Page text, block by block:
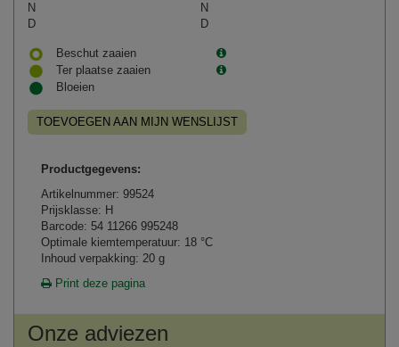
N
N
D
D
Beschut zaaien
Ter plaatse zaaien
Bloeien
TOEVOEGEN AAN MIJN WENSLIJST
Productgegevens:
Artikelnummer: 99524
Prijsklasse: H
Barcode: 54 11266 995248
Optimale kiemtemperatuur: 18 °C
Inhoud verpakking: 20 g
Print deze pagina
Onze adviezen